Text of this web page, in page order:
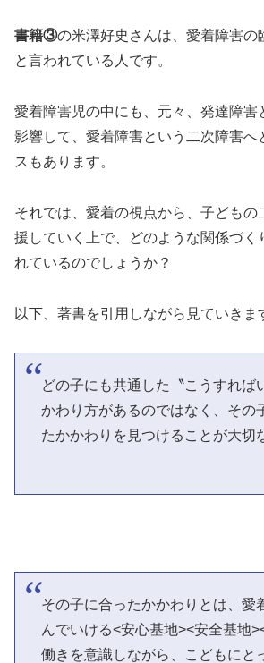
書籍③の米澤好史さんは、愛着障害の
と言われている人です。
愛着障害児の中にも、元々、発達障害
影響して、愛着障害という二次障害へ
スもあります。
それでは、愛着の視点から、子どもの
援していく上で、どのような関係づく
れているのでしょうか？
以下、著書を引用しながら見ていきま
どの子にも共通した〝こうすれば
かわり方があるのではなく、その
たかかわりを見つけることが大切
その子に合ったかかわりとは、愛
んでいける<安心基地><安全基地
働きを意識しながら、こどもにと